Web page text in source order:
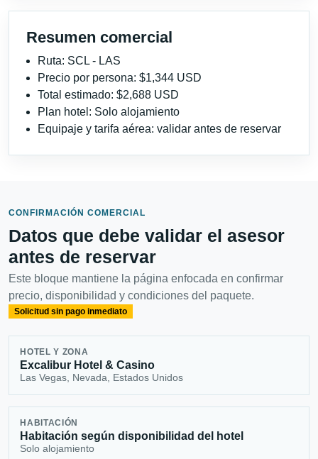
Resumen comercial
Ruta: SCL - LAS
Precio por persona: $1,344 USD
Total estimado: $2,688 USD
Plan hotel: Solo alojamiento
Equipaje y tarifa aérea: validar antes de reservar
CONFIRMACIÓN COMERCIAL
Datos que debe validar el asesor
antes de reservar
Este bloque mantiene la página enfocada en confirmar
precio, disponibilidad y condiciones del paquete.
Solicitud sin pago inmediato
HOTEL Y ZONA
Excalibur Hotel & Casino
Las Vegas, Nevada, Estados Unidos
HABITACIÓN
Habitación según disponibilidad del hotel
Solo alojamiento